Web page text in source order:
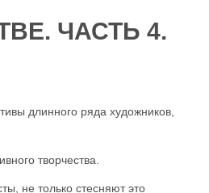
ЧАСТЬ 4.
длинного ряда художников,
творчества.
не только стесняют это